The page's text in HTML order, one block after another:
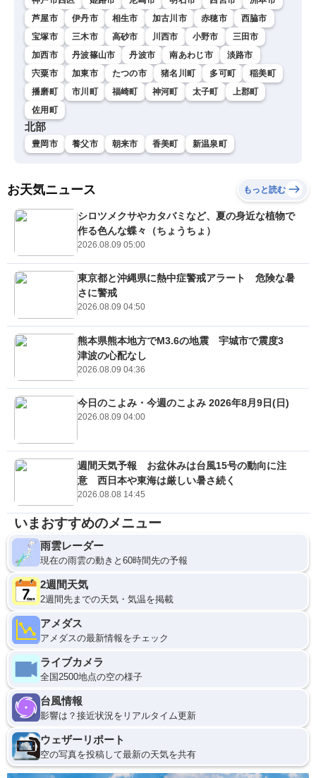
芦屋市
伊丹市 相生市 加古川市 赤穂市
西脇市
宝塚市
三木市 高砂市 川西市 小野市
三田市
加西市
丹波篠山市 丹波市 南あわじ市
淡路市
宍粟市
加東市 たつの市 猪名川町 多可町
稲美町
播磨町
市川町 福崎町 神河町 太子町
上郡町
佐用町
北部
豊岡市 養父市 朝来市 香美町 新温泉町
お天気ニュース もっと読む
シロツメクサやカタバミなど、夏の身近な植物で
作る色んな蝶々（ちょうちょ）
2026.08.09 05:00
東京都と沖縄県に熱中症警戒アラート 危険な暑
さに警戒
2026.08.09 04:50
熊本県熊本地方でM3.6の地震 宇城市で震度3
津波の心配なし
2026.08.09 04:36
今日のこよみ・今週のこよみ 2026年8月9日(日)
2026.08.09 04:00
週間天気予報 お盆休みは台風15号の動向に注
意 西日本や東海は厳しい暑さ続く
2026.08.08 14:45
いまおすすめのメニュー
雨雲レーダー
現在の雨雲の動きと60時間先の予報
2週間天気
2週間先までの天気・気温を掲載
アメダス
アメダスの最新情報をチェック
ライブカメラ
全国2500地点の空の様子
台風情報
影響は？接近状況をリアルタイム更新
ウェザーリポート
空の写真を投稿して最新の天気を共有